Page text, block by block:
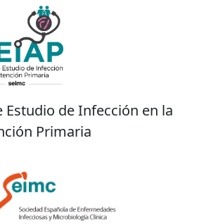
Estudio de Infección en la
Primaria